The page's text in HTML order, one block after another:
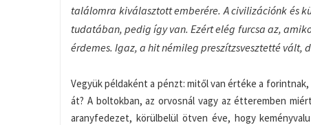
találomra kiválasztott emberére. A civilizációnk és
tudatában, pedig így van. Ezért elég furcsa az,
érdemes. Igaz, a hit némileg preszítzsvesztetté vált,
Vegyük példaként a pénzt: mitől van értéke a
át? A boltokban, az orvosnál vagy az étteremben
aranyfedezet, körülbelül ötven éve, hogy